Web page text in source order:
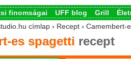
finomságai UFF blog Grill
címlap › Recept › Camembert-
es spagetti recept